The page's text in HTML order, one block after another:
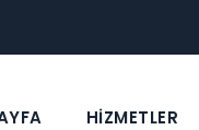
HİZMETLER